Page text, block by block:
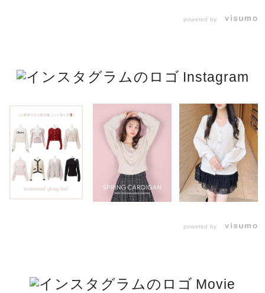
powered by
Instagram
powered by
Movie